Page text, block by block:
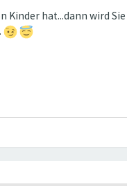
hat...dann wird